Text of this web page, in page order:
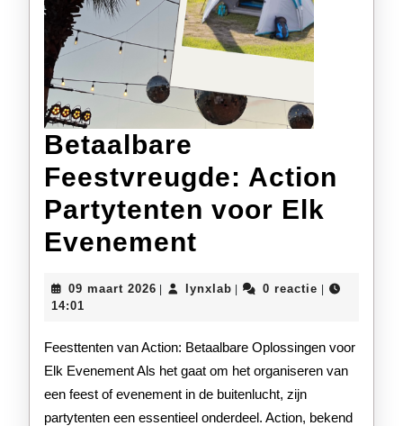
Betaalbare
Feestvreugde: Action
Partytenten voor Elk
Evenement
Action
Partytenten
voor
Elk
09 maart 2026 09
lynxlablynxlab0 reactie
14:01
Feesttenten van Action: Betaalbare Oplossingen voor
Elk Evenement Als het gaat om het organiseren van
een feest of evenement in de buitenlucht, zijn
partytenten een essentieel onderdeel. Action, bekend